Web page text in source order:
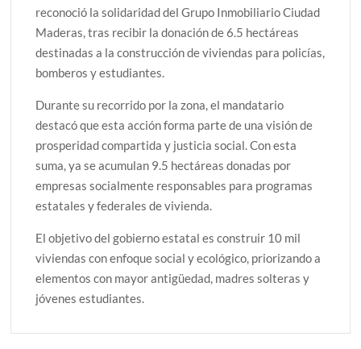
reconoció la solidaridad del Grupo Inmobiliario Ciudad
Maderas, tras recibir la donación de 6.5 hectáreas
destinadas a la construcción de viviendas para policías,
bomberos y estudiantes.
Durante su recorrido por la zona, el mandatario
destacó que esta acción forma parte de una visión de
prosperidad compartida y justicia social. Con esta
suma, ya se acumulan 9.5 hectáreas donadas por
empresas socialmente responsables para programas
estatales y federales de vivienda.
El objetivo del gobierno estatal es construir 10 mil
viviendas con enfoque social y ecológico, priorizando a
elementos con mayor antigüedad, madres solteras y
jóvenes estudiantes.